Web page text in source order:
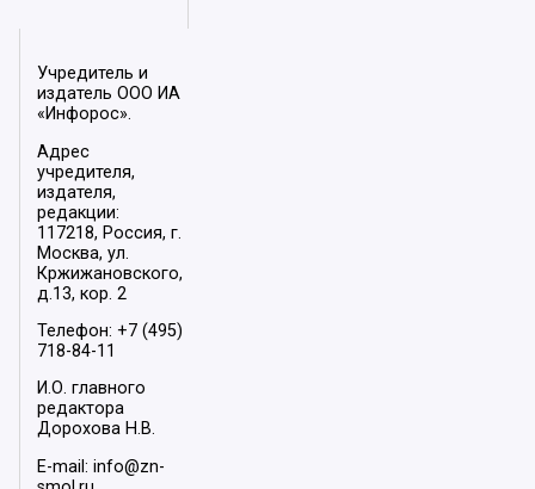
Учредитель и
издатель ООО ИА
«Инфорос».
Адрес
учредителя,
издателя,
редакции:
117218, Россия, г.
Москва, ул.
Кржижановского,
д.13, кор. 2
Телефон: +7 (495)
718-84-11
И.О. главного
редактора
Дорохова Н.В.
E-mail: info@zn-